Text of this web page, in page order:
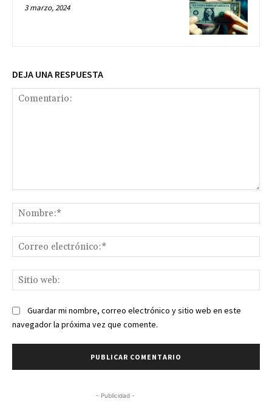
3 marzo, 2024
DEJA UNA RESPUESTA
Guardar mi nombre, correo electrónico y sitio web en este
navegador la próxima vez que comente.
- Publicidad -